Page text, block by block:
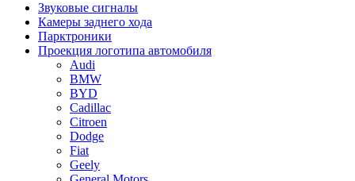
Звуковые сигналы
Камеры заднего хода
Парктроники
Проекция логотипа автомобиля
Audi
BMW
BYD
Cadillac
Citroen
Dodge
Fiat
Geely